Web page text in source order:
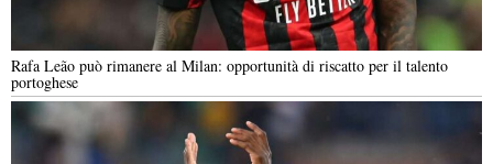
Rafa Leão può rimanere al Milan: opportunità di riscatto per il talento
portoghese